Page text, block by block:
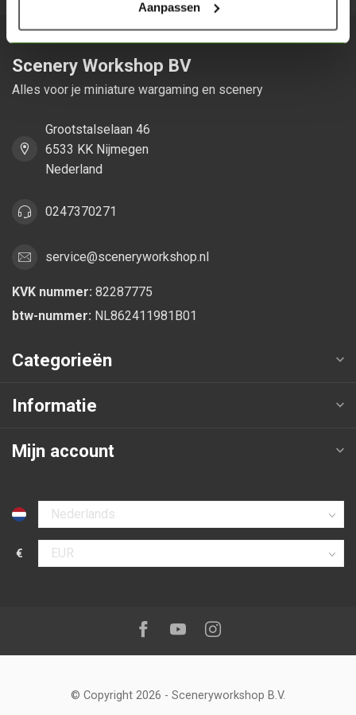
Aanpassen
Scenery Workshop BV
Alles voor je miniature wargaming en scenery
Grootstalselaan 46
6533 KK Nijmegen
Nederland
0247370271
service@sceneryworkshop.nl
KVK nummer: 82287775
btw-nummer: NL862411981B01
Categorieën
Informatie
Mijn account
Selecteer taal
€
Selecteer valuta
Volg ons op:Facebook
YoutubeInstagram
© Copyright 2026 - Sceneryworkshop B.V.